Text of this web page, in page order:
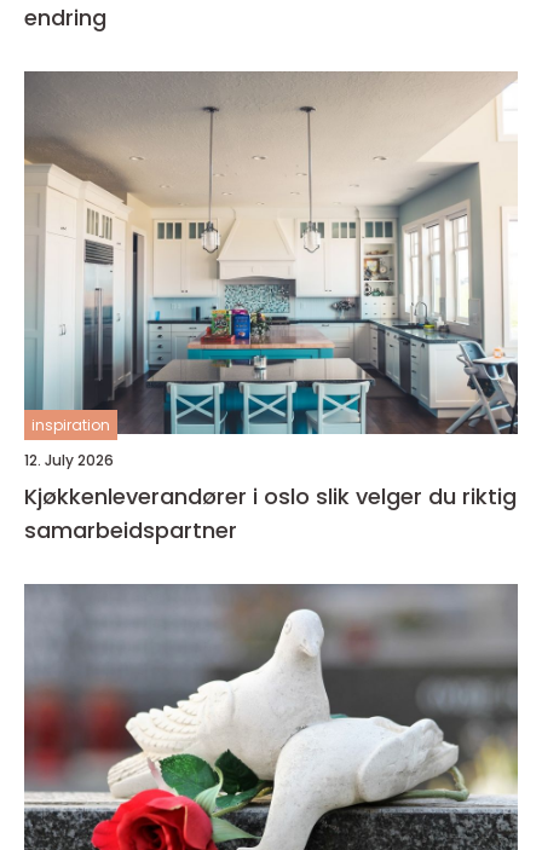
endring
inspiration
12. July 2026
Kjøkkenleverandører i oslo slik velger du riktig
samarbeidspartner